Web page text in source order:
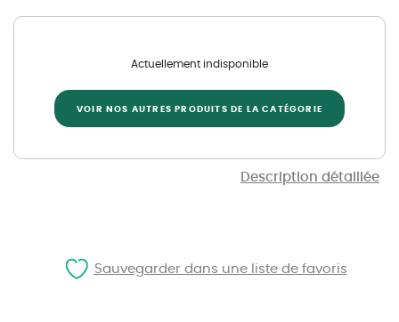
Description détaillée
Actuellement indisponible
VOIR NOS AUTRES PRODUITS DE LA CATÉGORIE
Sauvegarder dans une liste de favoris